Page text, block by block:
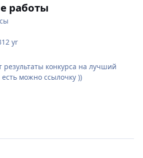
работы
12 yr
результаты конкурса на лучший
можно ссылочку ))